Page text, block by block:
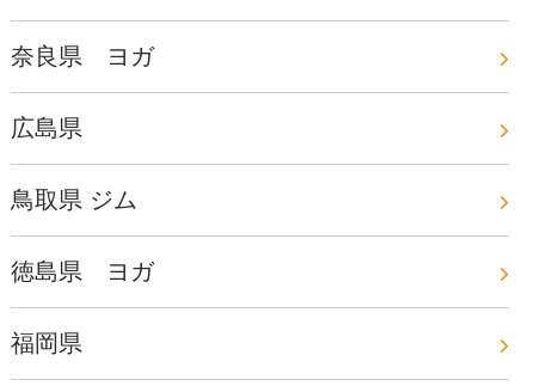
奈良県 ヨガ
広島県
鳥取県 ジム
徳島県 ヨガ
福岡県